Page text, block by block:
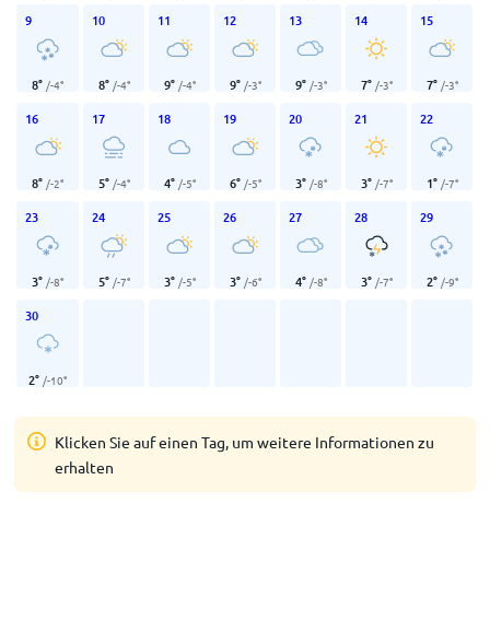
9
8° /-4°
10
8° /-4°
11
9° /-4°
12
9° /-3°
13
9° /-3°
14
7° /-3°
15
7° /-3°
16
8° /-2°
17
5° /-4°
18
4° /-5°
19
6° /-5°
20
3° /-8°
21
3° /-7°
22
1° /-7°
23
3° /-8°
24
5° /-7°
25
3° /-5°
26
3° /-6°
27
4° /-8°
28
3° /-7°
29
2° /-9°
30
2° /-10°
Klicken Sie auf einen Tag, um weitere Informationen zu
erhalten